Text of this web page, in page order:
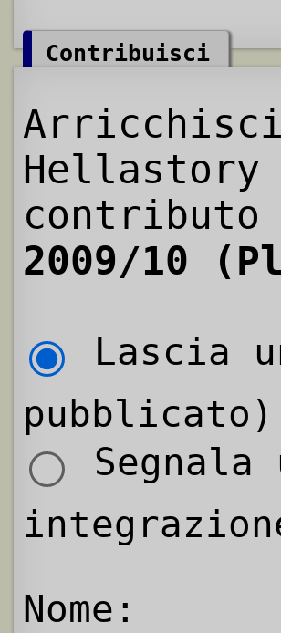
Contribuisci
contributo
2009/10
Lascia
pubblicato)
Nome: